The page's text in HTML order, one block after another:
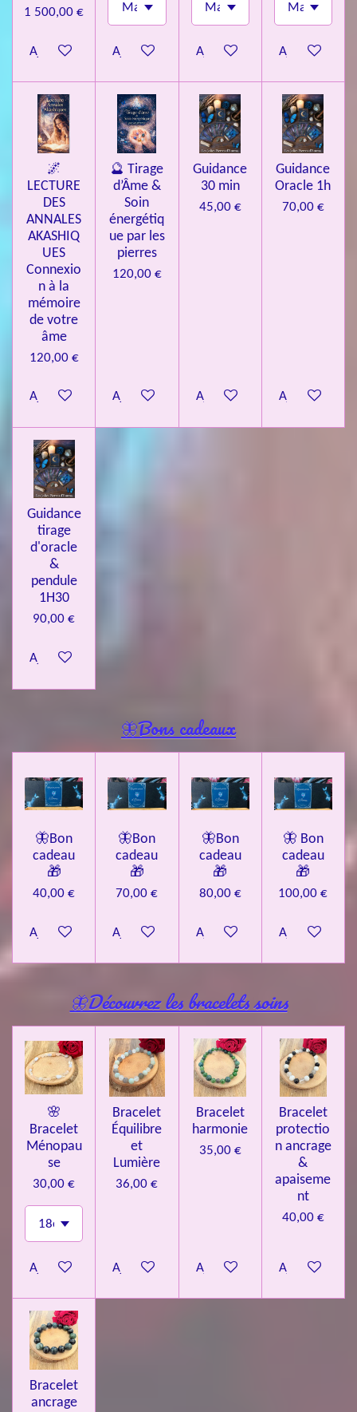
1 500,00 €
Ajouter au panierAjouter au panierAjouter au panierAjouter au
🌌
LECTURE
DES
ANNALES
AKASHIQ
UES
Connexio
n à la
mémoire
de votre
âme
120,00 €
Ajouter au panier
🔮 Tirage
d’Âme &
Soin
énergétiq
ue par les
pierres
120,00 €
Ajouter au panier
Guidance
30 min
45,00 €
Ajouter au panier
Guidance
Oracle 1h
70,00 €
Ajouter au
Guidance
tirage
d'oracle
&
pendule
1H30
90,00 €
Ajouter au panier
🦋Bons cadeaux
🦋Bon
cadeau
🎁
40,00 €
Ajouter au panier
🦋Bon
cadeau
🎁
70,00 €
Ajouter au panier
🦋Bon
cadeau
🎁
80,00 €
Ajouter au panier
🦋 Bon
cadeau
🎁
100,00 €
Ajouter au
🦋Découvrez les bracelets soins
🌸
Bracelet
Ménopau
se
30,00 €
Ajouter au panier
Bracelet
Équilibre
et
Lumière
36,00 €
Ajouter au panier
Bracelet
harmonie
35,00 €
Ajouter au panier
Bracelet
protectio
n ancrage
&
apaiseme
nt
40,00 €
Ajouter au
Bracelet
ancrage